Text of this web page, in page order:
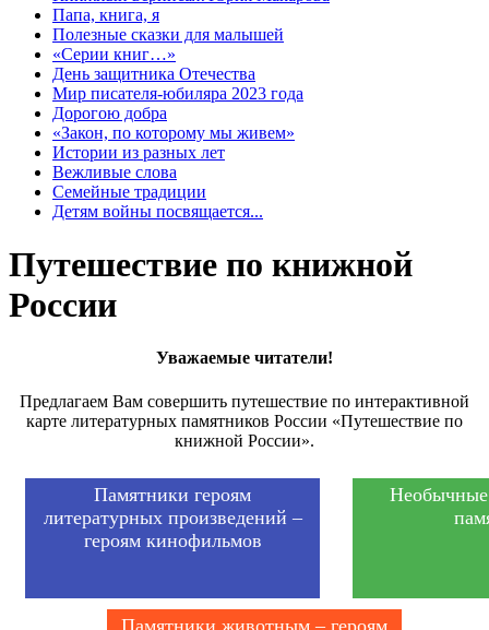
Папа, книга, я
Полезные сказки для малышей
«Серии книг…»
День защитника Отечества
Мир писателя-юбиляра 2023 года
Дорогою добра
«Закон, по которому мы живем»
Истории из разных лет
Вежливые слова
Семейные традиции
Детям войны посвящается...
Путешествие по книжной
России
Уважаемые читатели!
Предлагаем Вам совершить путешествие по интерактивной
карте литературных памятников России «Путешествие по
книжной России».
Памятники героям
литературных произведений –
героям кинофильмов
Необычные
Памятники животным – героям